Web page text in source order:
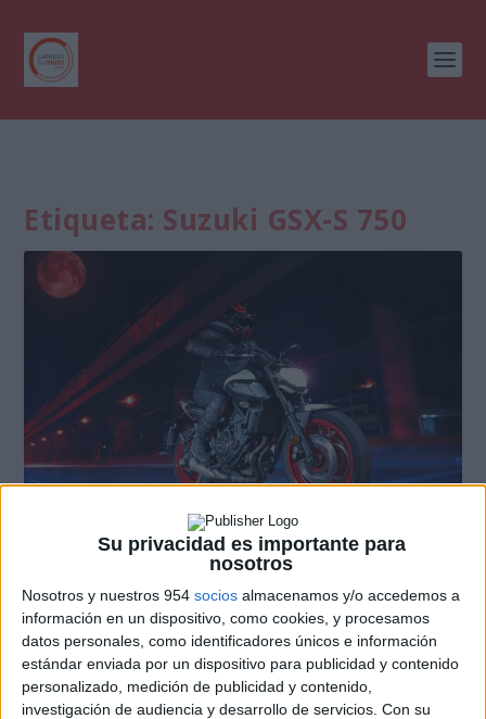
Su privacidad es importante para
nosotros
Nosotros y nuestros 954 socios almacenamos y/o accedemos a
información en un dispositivo, como cookies, y procesamos
datos personales, como identificadores únicos e información
estándar enviada por un dispositivo para publicidad y contenido
personalizado, medición de publicidad y contenido,
investigación de audiencia y desarrollo de servicios. Con su
Etiqueta: Suzuki GSX-S 750
Las 10 naked limitables más deseables
Aprilia ,BMW,Ducati,Honda,Husqvarna,Kawasaki,KTM,Marcas
de Motos ,Motos Nuevas,Suzuki,Triumph,Yamaha
El segmento de las motos naked es uno de los más
efervescentes del mercado. Su relación...